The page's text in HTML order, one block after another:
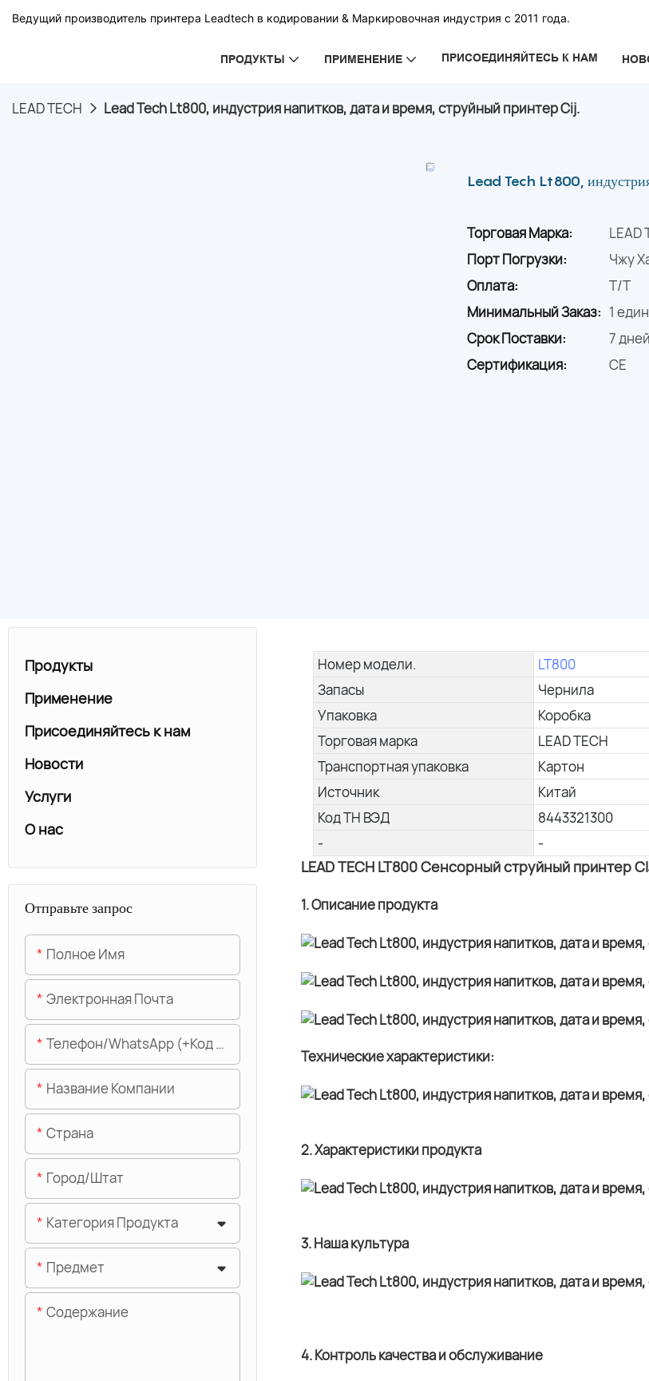
Ведущий производитель принтера Leadtech в кодировании & Маркировочная индустрия с 2011 года.
ПРОДУКТЫ ПРИМЕНЕНИЕ ПРИСОЕДИНЯЙТЕСЬ К НАМ
LEAD TECH Lead Tech Lt800, индустрия напитков, дата и время, струйный принтер Cij.
Lead Tech Lt800,
Торговая Марка:
LEAD
Порт Погрузки:
Чжу
Оплата:
T/T
Минимальный Заказ: 1
Срок Поставки:
7 дней
Сертификация:
CE
Номер модели.
LT800
Запасы
Чернила
Упаковка
Коробка
Торговая марка
LEAD TECH
Транспортная упаковка
Картон
Источник
Китай
Код ТН ВЭД
8443321300
-
-
LEAD TECH LT800 Сенсорный струйный принтер
1. Описание продукта
Технические характеристики:
2. Характеристики продукта
3. Наша культура
4. Контроль качества и обслуживание
Продукты
Применение
Присоединяйтесь к нам
Новости
Услуги
О нас
Отправьте запрос
Полное Имя
Электронная Почта
Телефон/WhatsApp (+код Области)
Название Компании
Страна
Город/штат
Категория Продукта
Предмет
Содержание